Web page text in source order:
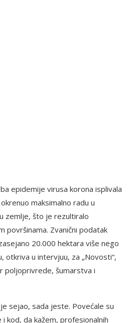
epidemije virusa korona isplivala
maksimalno radu u
zemlje, što je rezultiralo
površinama. Zvanični podatak
20.000 hektara više nego
otkriva u intervjuu, za „Novosti“,
poljoprivrede, šumarstva i
sejao, sada jeste. Povećale su
kod, da kažem, profesionalnih